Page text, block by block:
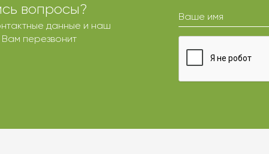
вопросы?
данные и наш
перезвонит
Ваше имя